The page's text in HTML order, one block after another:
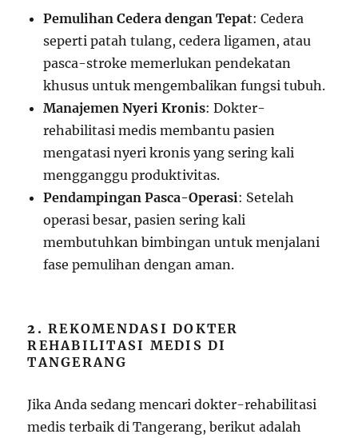
Pemulihan Cedera dengan Tepat: Cedera
seperti patah tulang, cedera ligamen, atau
pasca-stroke memerlukan pendekatan
khusus untuk mengembalikan fungsi tubuh.
Manajemen Nyeri Kronis: Dokter-
rehabilitasi medis membantu pasien
mengatasi nyeri kronis yang sering kali
mengganggu produktivitas.
Pendampingan Pasca-Operasi: Setelah
operasi besar, pasien sering kali
membutuhkan bimbingan untuk menjalani
fase pemulihan dengan aman.
2.REKOMENDASI DOKTER
REHABILITASI MEDIS DI
TANGERANG
Jika Anda sedang mencari dokter-rehabilitasi
medis terbaik di Tangerang, berikut adalah